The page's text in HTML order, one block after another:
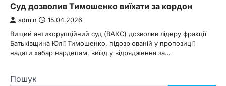
Суд дозволив Тимошенко виїхати за кордон
admin 15.04.2026
Вищий антикорупційний суд (ВАКС) дозволив лідеру фракції
Батьківщина Юлії Тимошенко, підозрюваній у пропозиції
надати хабар нардепам, виїзд у відрядження за…
Пошук